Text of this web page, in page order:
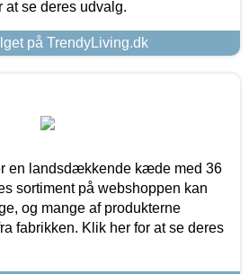
at se deres udvalg.
på TrendyLiving.dk
en landsdækkende kæde med 36
sortiment på webshoppen kan
og mange af produkterne
fabrikken. Klik her for at se deres